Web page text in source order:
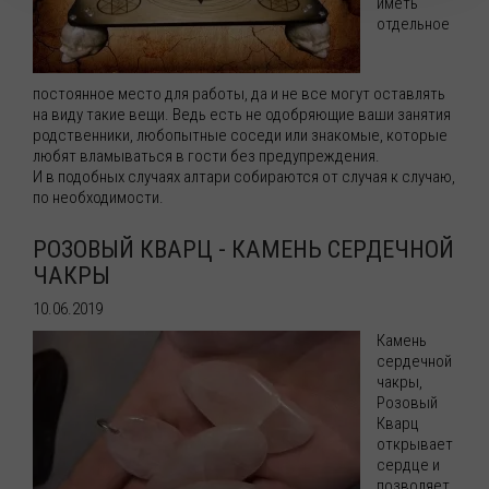
отдельное
постоянное место для работы, да и не все могут оставлять
на виду такие вещи. Ведь есть не одобряющие ваши занятия
родственники, любопытные соседи или знакомые, которые
любят вламываться в гости без предупреждения.
И в подобных случаях алтари собираются от случая к случаю,
по необходимости.
РОЗОВЫЙ КВАРЦ - КАМЕНЬ СЕРДЕЧНОЙ
ЧАКРЫ
10.06.2019
Камень
сердечной
чакры,
Розовый
Кварц
открывает
сердце и